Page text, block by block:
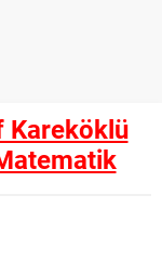
Kareköklü